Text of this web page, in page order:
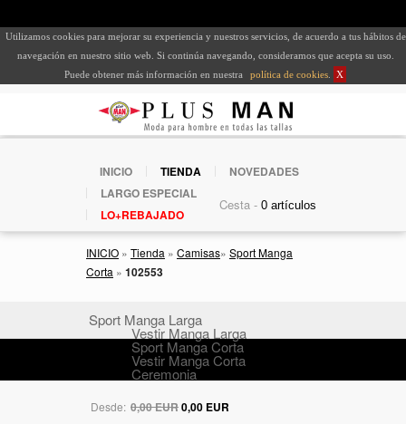
Utilizamos cookies para mejorar su experiencia y nuestros servicios, de acuerdo a tus hábitos de
navegación en nuestro sitio web. Si continúa navegando, consideramos que acepta su uso.
Puede obtener más información en nuestra
política de cookies X
INICIO TIENDA
NOVEDADES
LARGO ESPECIAL
LO+REBAJADO
Cesta -
INICIO » Tienda » Camisas» Sport Manga
Corta » 102553
Sport Manga Larga
Vestir Manga Larga
Sport Manga Corta
Vestir Manga Corta
Ceremonia
Desde: 0,00 EUR0,00 EUR